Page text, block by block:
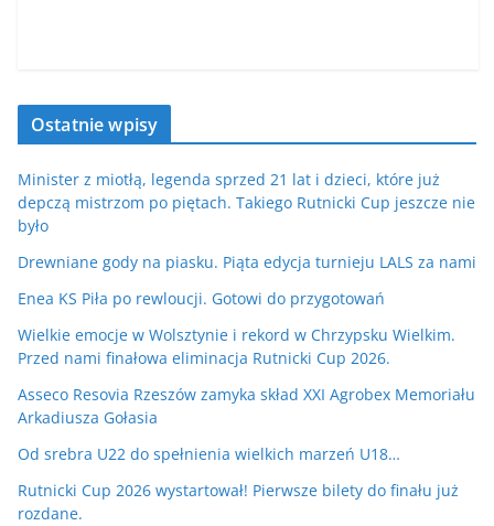
Ostatnie wpisy
Minister z miotłą, legenda sprzed 21 lat i dzieci, które już
depczą mistrzom po piętach. Takiego Rutnicki Cup jeszcze nie
było
Drewniane gody na piasku. Piąta edycja turnieju LALS za nami
Enea KS Piła po rewloucji. Gotowi do przygotowań
Wielkie emocje w Wolsztynie i rekord w Chrzypsku Wielkim.
Przed nami finałowa eliminacja Rutnicki Cup 2026.
Asseco Resovia Rzeszów zamyka skład XXI Agrobex Memoriału
Arkadiusza Gołasia
Od srebra U22 do spełnienia wielkich marzeń U18…
Rutnicki Cup 2026 wystartował! Pierwsze bilety do finału już
rozdane.